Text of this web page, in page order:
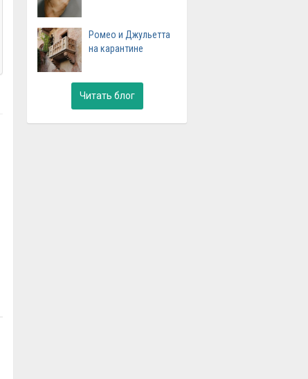
Ромео и Джульетта
на карантине
Читать блог